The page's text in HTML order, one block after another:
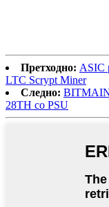
Претходно: ASIC
LTC Scrypt Miner
Следно:
28TH со PSU